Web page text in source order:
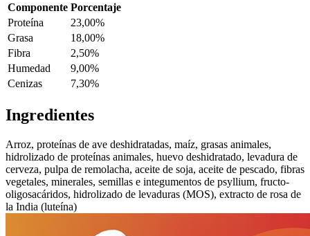
Componente Porcentaje
Proteína
23,00%
Grasa
18,00%
Fibra
2,50%
Humedad
9,00%
Cenizas
7,30%
Ingredientes
Arroz, proteínas de ave deshidratadas, maíz, grasas animales,
hidrolizado de proteínas animales, huevo deshidratado, levadura de
cerveza, pulpa de remolacha, aceite de soja, aceite de pescado, fibras
vegetales, minerales, semillas e integumentos de psyllium, fructo-
oligosacáridos, hidrolizado de levaduras (MOS), extracto de rosa de
la India (luteína)